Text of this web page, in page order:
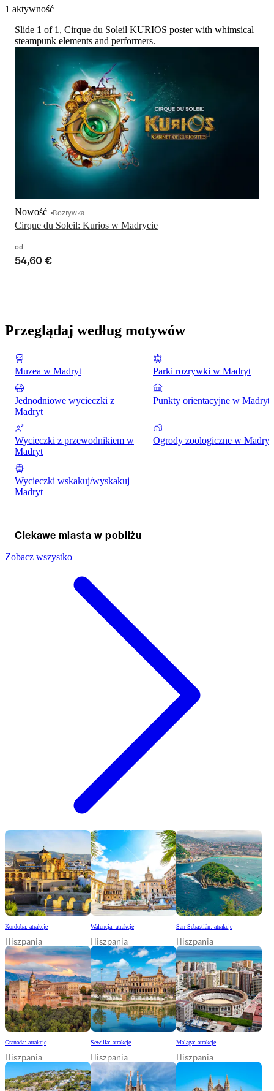
1 aktywność
Slide 1 of 1, Cirque du Soleil KURIOS poster with whimsical
steampunk elements and performers.
Cirque du Soleil: Kurios w Madrycie
Nowość Rozrywka
od
54,60 €
Przeglądaj według motywów
Muzea w Madryt Parki rozrywki w Madryt
Jednodniowe wycieczki z
Madryt
Punkty orientacyjne w Madryt
Wycieczki z przewodnikiem w
Madryt
Ogrody zoologiczne w Madryt
Wycieczki wskakuj/wyskakuj
Madryt
Ciekawe miasta w pobliżu
Zobacz wszystko
Kordoba: atrakcje
Hiszpania
Walencja: atrakcje
Hiszpania
San Sebastián: atrakcje
Hiszpania
Granada: atrakcje
Hiszpania
Sewilla: atrakcje
Hiszpania
Malaga: atrakcje
Hiszpania